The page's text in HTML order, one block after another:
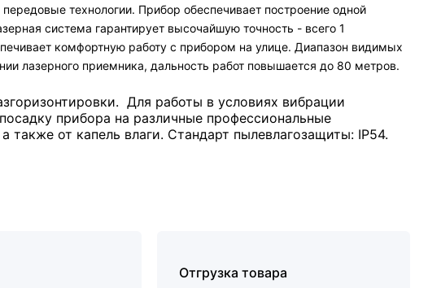
технологии. Прибор обеспечивает построение одной
система гарантирует высочайшую точность - всего 1
комфортную работу с прибором на улице. Диапазон видимых
лазерного приемника, дальность работ повышается до 80 метров.
Для работы в условиях вибрации
прибора на различные профессиональные
от капель влаги. Стандарт пылевлагозащиты: IP54.
Отгрузка товара